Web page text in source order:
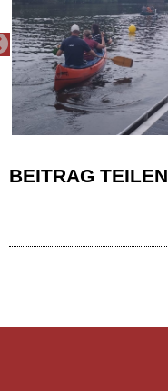
PREVIOUS
BEITRAG TEILEN